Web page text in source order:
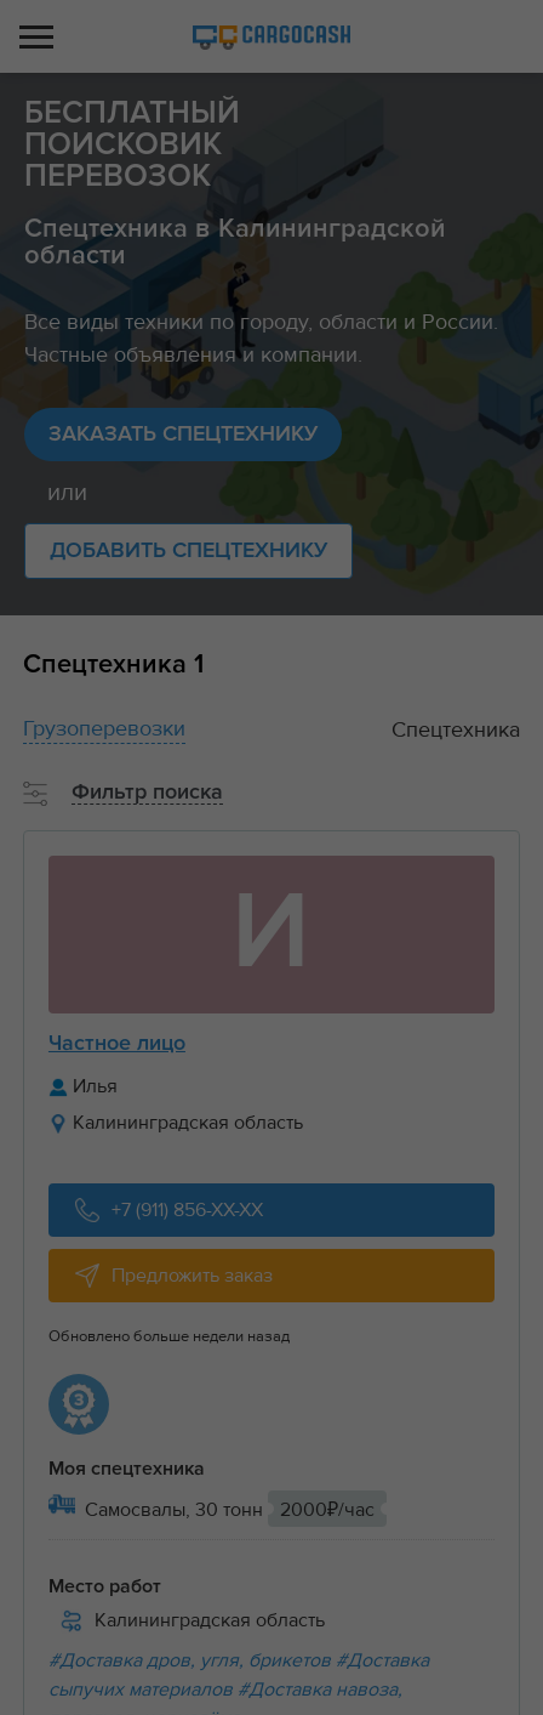
БЕСПЛАТНЫЙ
ПОИСКОВИК
ПЕРЕВОЗОК
Спецтехника в Калининградской
области
Все виды техники по городу, области и России.
Частные объявления и компании.
ЗАКАЗАТЬ СПЕЦТЕХНИКУ
или
ДОБАВИТЬ СПЕЦТЕХНИКУ
Спецтехника 1
И
Частное лицо
Илья
Калининградская область
+7 (911) 856-XX-XX
Предложить заказ
Обновлено больше недели назад
Моя спецтехника
Самосвалы, 30 тонн 2000₽/час
Место работ
Калининградская область
#Доставка дров, угля, брикетов #Доставка
сыпучих материалов #Доставка навоза,
Грузоперевозки Спецтехника
Фильтр поиска